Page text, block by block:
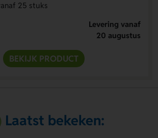
25 stuks
Levering vanaf
20 augustus
BEKIJK PRODUCT
Laatst bekeken: